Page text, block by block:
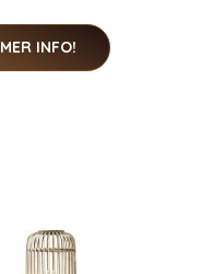
MER INFO!